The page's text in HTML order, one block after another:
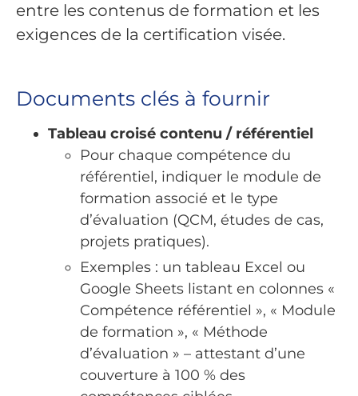
entre les contenus de formation et les
exigences de la certification visée.
Documents clés à fournir
Tableau croisé contenu / référentiel
Pour chaque compétence du
référentiel, indiquer le module de
formation associé et le type
d’évaluation (QCM, études de cas,
projets pratiques).
Exemples : un tableau Excel ou
Google Sheets listant en colonnes «
Compétence référentiel », « Module
de formation », « Méthode
d’évaluation » – attestant d’une
couverture à 100 % des